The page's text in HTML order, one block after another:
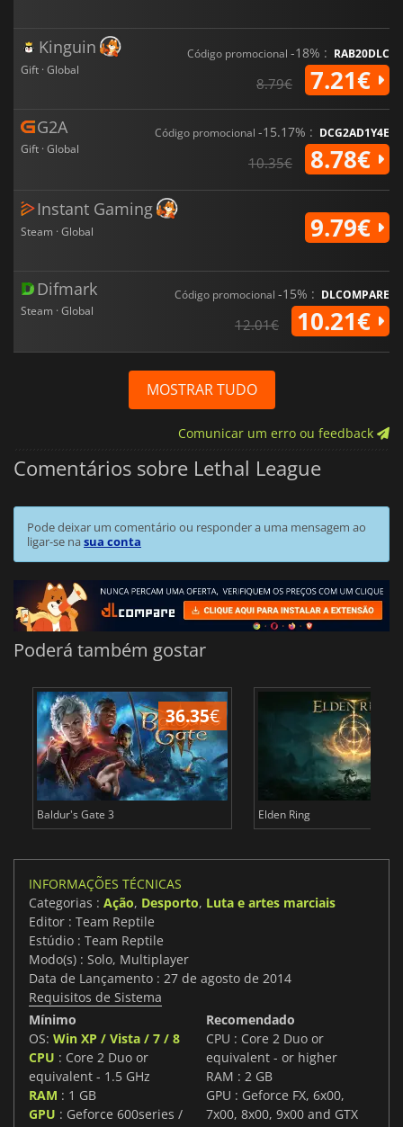
Kinguin
Gift · Global
Código promocional -18% : RAB20DLC
8.79€ 7.21€
G2A
Gift · Global
Código promocional -15.17% : DCG2AD1Y4E
10.35€ 8.78€
Instant Gaming
Steam · Global 9.79€
Difmark
Steam · Global
Código promocional -15% : DLCOMPARE
12.01€ 10.21€
MOSTRAR TUDO
Comunicar um erro ou feedback
Comentários sobre Lethal League
Pode deixar um comentário ou responder a uma mensagem ao
ligar-se nasua conta
Poderá também gostar
36.35€
Baldur's Gate 3 Elden Ring
INFORMAÇÕES TÉCNICAS
Categorias : Ação, Desporto, Luta e artes marciais
Editor : Team Reptile
Estúdio : Team Reptile
Modo(s) : Solo, Multiplayer
Data de Lançamento : 27 de agosto de 2014
Requisitos de Sistema
Mínimo
OS: Win XP / Vista / 7 / 8
CPU : Core 2 Duo or
equivalent - 1.5 GHz
RAM : 1 GB
GPU : Geforce 600series /
Recomendado
CPU : Core 2 Duo or
equivalent - or higher
RAM : 2 GB
GPU : Geforce FX, 6x00,
7x00, 8x00, 9x00 and GTX